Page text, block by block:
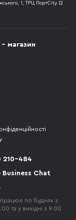
1, ТРЦ ПортCity (2
- магазин
210-484
Business Chat
по буднях з
та у вихідні з 9:00